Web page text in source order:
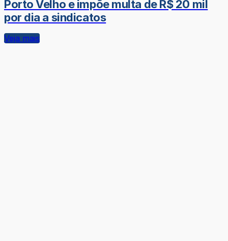
Porto Velho e impõe multa de R$ 20 mil
por dia a sindicatos
Veja mais